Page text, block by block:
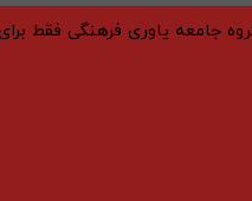
جامعه یاوری فرهنگی فقط